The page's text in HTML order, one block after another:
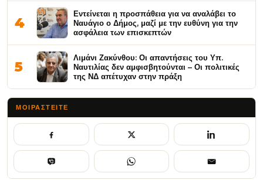
4
Εντείνεται η προσπάθεια για να αναλάβει το
Ναυάγιο ο Δήμος, μαζί με την ευθύνη για την
ασφάλεια των επισκεπτών
5
Λιμάνι Ζακύνθου: Οι απαντήσεις του Υπ.
Ναυτιλίας δεν αμφισβητούνται – Οι πολιτικές
της ΝΔ απέτυχαν στην πράξη
ΜΟΙΡΑΣΤΕΊΤΕ